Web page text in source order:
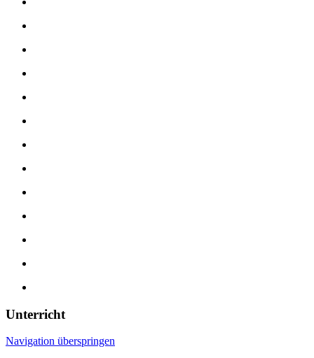
Unterricht
Navigation überspringen